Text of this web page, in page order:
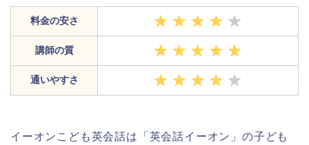
料金の安さ
講師の質
通いやすさ
イーオンこども英会話は「英会話イーオン」の子ども